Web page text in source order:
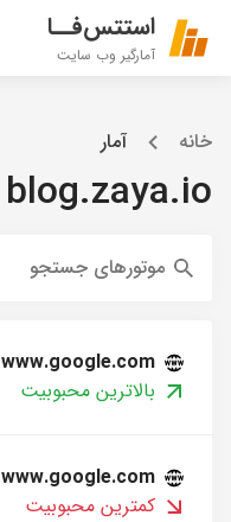
استتس‌فــا
آمارگیر وب سایت
خانه آمار
blog.zaya.io
موتورهای جستجو
www.google.com
بالاترین محبوبیت
www.google.com
کمترین محبوبیت